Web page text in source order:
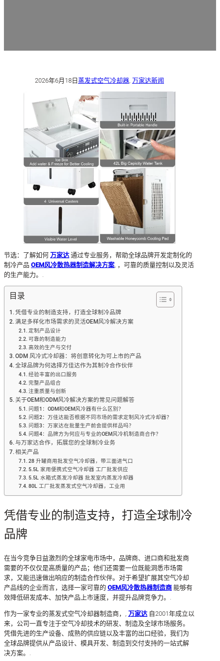
2026年6月18日蒸发式空气冷却器, 万家达新闻
节选：了解如何万家达通过专业服务，帮助全球品牌开发定制化的
制冷产品 OEM风冷散热器制造解决方案, ，可靠的质量控制以及灵活
的生产能力。.
目录
凭借专业的制造支持，打造全球制冷品牌
满足多样化市场需求的灵活OEM风冷解决方案
定制产品设计
可靠的制造能力
高效的生产与交付
ODM 风冷式冷却器：将创意转化为可上市的产品
全球品牌为何选择万佳达作为其制冷合作伙伴
经验丰富的出口服务
完整产品组合
注重质量与创新
关于OEM和ODM风冷解决方案的常见问题解答
问题1：ODM和OEM风冷器有什么区别？
问题2：万佳达能否根据不同市场的需求定制风冷式冷却器？
问题3：万家达在批量生产前会提供样品吗？
问题4：品牌方为何应与专业的OEM风冷机制造商合作？
与万家达合作，拓展您的全球制冷业务
相关产品
28 升罐商用批发空气冷却器，带三面进气口
5.5L 家用便携式空气冷却器 工厂批发供应
5.5L 水箱式蒸发冷却器 批发室内蒸发冷却器
80L 工厂批发蒸发式空气冷却器，工业用
凭借专业的制造支持，打造全球制冷
品牌
在当今竞争日益激烈的全球家电市场中，品牌商、进口商和批发商
需要的不仅仅是高质量的产品；他们还需要一位既能洞悉市场需
求，又能迅速做出响应的制造合作伙伴。对于希望扩展其空气冷却
产品线的企业而言，选择一家可靠的 OEM风冷散热器制造商能够有
效降低研发成本、加快产品上市速度，并提升品牌竞争力。.
作为一家专业的蒸发式空气冷却器制造商，, 万家达 自2001年成立以
来，公司一直专注于空气冷却技术的研发、制造及全球市场服务。
凭借先进的生产设备、成熟的供应链以及丰富的出口经验，我们为
全球品牌提供从产品设计、模具开发、制造到交付支持的一站式解
决方案。.